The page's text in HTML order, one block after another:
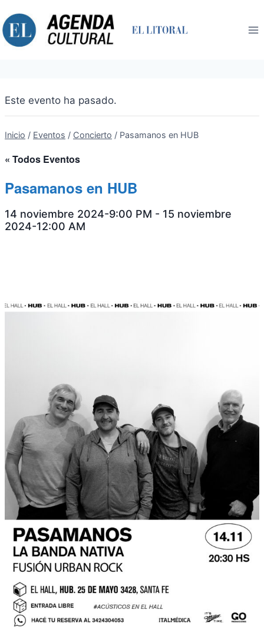
al
contenido
Este evento ha pasado.
Inicio / Eventos / Concierto / Pasamanos en HUB
« Todos Eventos
Pasamanos en HUB
14 noviembre 2024-9:00 PM - 15 noviembre
2024-12:00 AM